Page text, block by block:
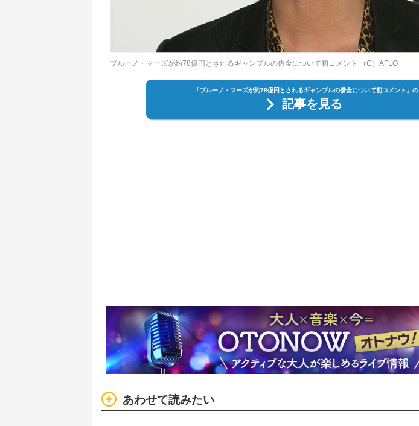
ブルーノ・マーズが約78億円とされるギャンブルの借金について初コメント （C）AFLO
「ブルーノ・マーズが約78億円とされるギャンブルの借金について初コメント」の
記事を見る
あわせて読みたい